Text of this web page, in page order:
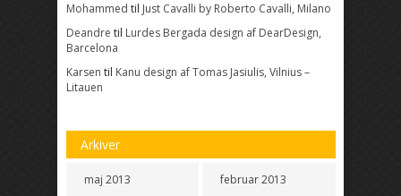
Mohammed til Just Cavalli by Roberto Cavalli, Milano
Deandre til Lurdes Bergada design af DearDesign,
Barcelona
Karsen til Kanu design af Tomas Jasiulis, Vilnius –
Litauen
Arkiver
maj 2013 februar 2013